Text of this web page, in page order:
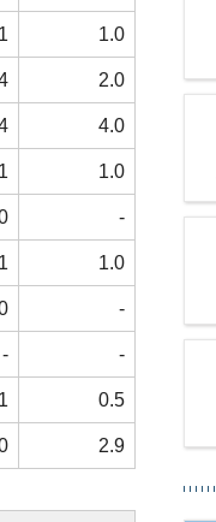
1 1.0
2.0
4.0
1 1.0
-
1 1.0
-
- -
1 0.5
2.9